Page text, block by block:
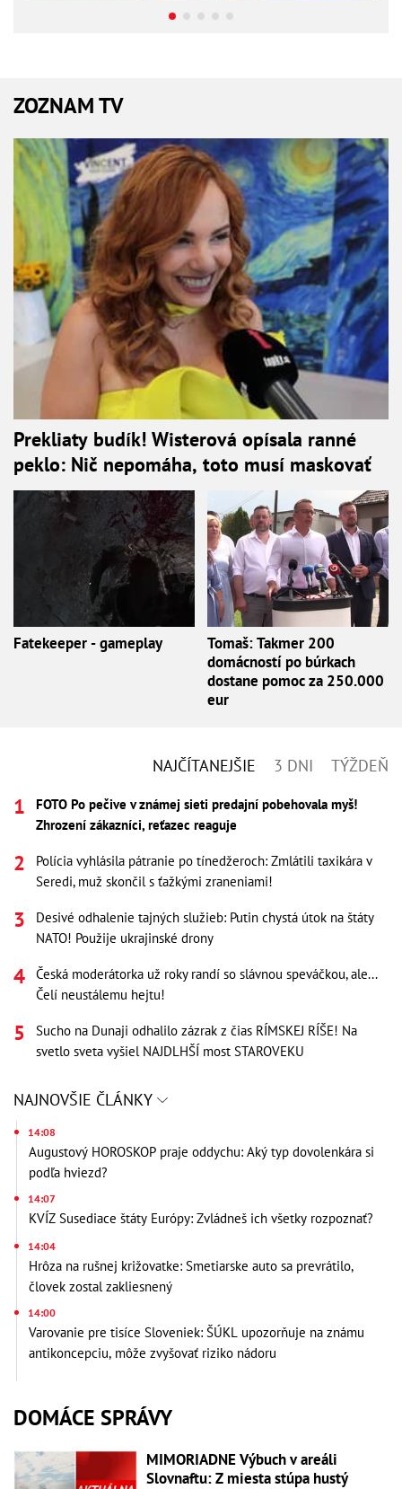
ZOZNAM TV
Prekliaty budík! Wisterová opísala ranné
peklo: Nič nepomáha, toto musí maskovať
Fatekeeper - gameplay
Tomaš: Takmer 200
domácností po búrkach
dostane pomoc za 250.000
eur
NAJČÍTANEJŠIE 3 DNI TÝŽDEŇ
FOTO Po pečive v známej sieti predajní pobehovala myš!
Zhrození zákazníci, reťazec reaguje
Polícia vyhlásila pátranie po tínedžeroch: Zmlátili taxikára v
Seredi, muž skončil s ťažkými zraneniami!
Desivé odhalenie tajných služieb: Putin chystá útok na štáty
NATO! Použije ukrajinské drony
Česká moderátorka už roky randí so slávnou speváčkou, ale...
Čelí neustálemu hejtu!
Sucho na Dunaji odhalilo zázrak z čias RÍMSKEJ RÍŠE! Na
svetlo sveta vyšiel NAJDLHŠÍ most STAROVEKU
NAJNOVŠIE ČLÁNKY
14:08
Augustový HOROSKOP praje oddychu: Aký typ dovolenkára si
podľa hviezd?
14:07
KVÍZ Susediace štáty Európy: Zvládneš ich všetky rozpoznať?
14:04
Hrôza na rušnej križovatke: Smetiarske auto sa prevrátilo,
človek zostal zakliesnený
14:00
Varovanie pre tisíce Sloveniek: ŠÚKL upozorňuje na známu
antikoncepciu, môže zvyšovať riziko nádoru
DOMÁCE SPRÁVY
MIMORIADNE Výbuch v areáli
Slovnaftu: Z miesta stúpa hustý